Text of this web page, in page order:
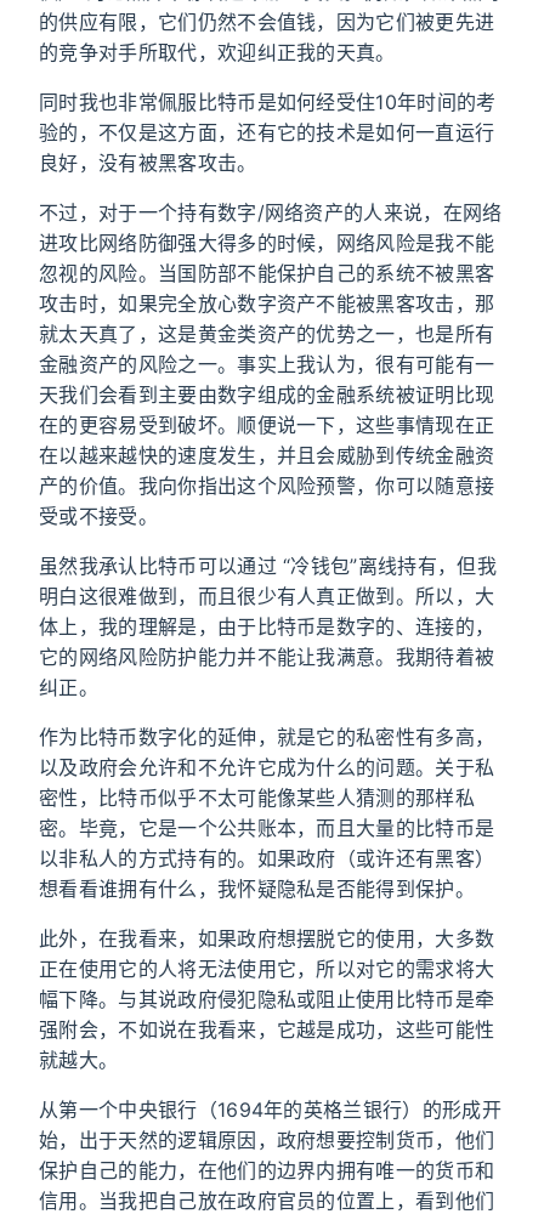
的供应有限，它们仍然不会值钱，因为它们被更先进
的竞争对手所取代，欢迎纠正我的天真。
同时我也非常佩服比特币是如何经受住10年时间的考
验的，不仅是这方面，还有它的技术是如何一直运行
良好，没有被黑客攻击。
不过，对于一个持有数字/网络资产的人来说，在网络
进攻比网络防御强大得多的时候，网络风险是我不能
忽视的风险。当国防部不能保护自己的系统不被黑客
攻击时，如果完全放心数字资产不能被黑客攻击，那
就太天真了，这是黄金类资产的优势之一，也是所有
金融资产的风险之一。事实上我认为，很有可能有一
天我们会看到主要由数字组成的金融系统被证明比现
在的更容易受到破坏。顺便说一下，这些事情现在正
在以越来越快的速度发生，并且会威胁到传统金融资
产的价值。我向你指出这个风险预警，你可以随意接
受或不接受。
虽然我承认比特币可以通过 “冷钱包”离线持有，但我
明白这很难做到，而且很少有人真正做到。所以，大
体上，我的理解是，由于比特币是数字的、连接的，
它的网络风险防护能力并不能让我满意。我期待着被
纠正。
作为比特币数字化的延伸，就是它的私密性有多高，
以及政府会允许和不允许它成为什么的问题。关于私
密性，比特币似乎不太可能像某些人猜测的那样私
密。毕竟，它是一个公共账本，而且大量的比特币是
以非私人的方式持有的。如果政府（或许还有黑客）
想看看谁拥有什么，我怀疑隐私是否能得到保护。
此外，在我看来，如果政府想摆脱它的使用，大多数
正在使用它的人将无法使用它，所以对它的需求将大
幅下降。与其说政府侵犯隐私或阻止使用比特币是牵
强附会，不如说在我看来，它越是成功，这些可能性
就越大。
从第一个中央银行（1694年的英格兰银行）的形成开
始，出于天然的逻辑原因，政府想要控制货币，他们
保护自己的能力，在他们的边界内拥有唯一的货币和
信用。当我把自己放在政府官员的位置上，看到他们